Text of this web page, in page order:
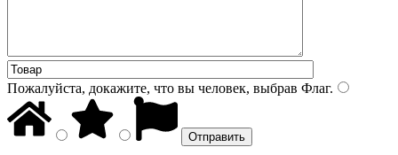
Пожалуйста, докажите, что вы человек, выбрав Флаг.